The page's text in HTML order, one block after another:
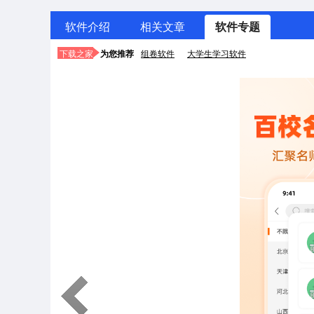
软件介绍 相关文章 软件专题
下载之家 为您推荐 组卷软件 大学生学习软件